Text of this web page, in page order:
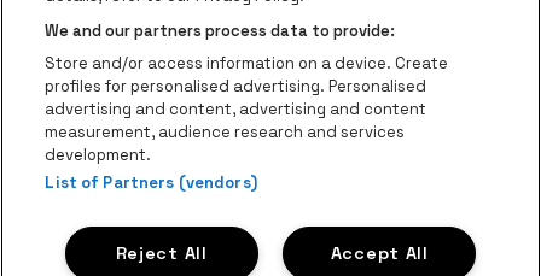
be•at Tickets
Schijnpoortweg 119, 2170 Anvers
Be-At Venues
Schijnpoortweg 119, 2170 Anvers
BTW (BE) 0461.051.688 - RPR Antwerpen
BNP Paribas Fortis - IBAN: BE93 2200 4925 0067 - BIC:
GEBABEBB
We and our partners process data to provide:
Store and/or access information on a device. Create
profiles for personalised advertising. Personalised
advertising and content, advertising and content
measurement, audience research and services
development.
List of Partners (vendors)
Accept All
Reject All